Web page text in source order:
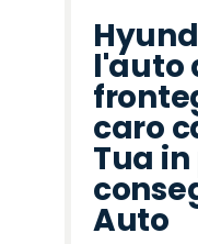
l'auto
caro
Tua
Auto